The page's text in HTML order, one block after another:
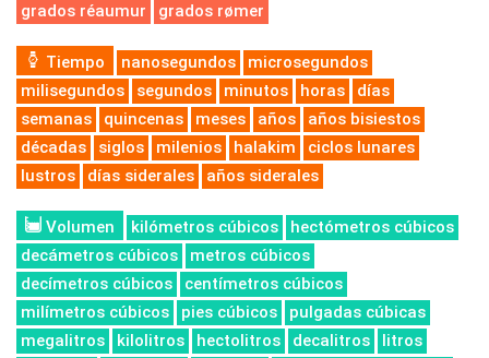
grados réaumur
grados rømer
Tiempo nanosegundos
microsegundos
milisegundos
segundos minutos horas
días
semanas
quincenas meses años
años bisiestos
décadas
siglos milenios halakim
ciclos lunares
lustros
días siderales años siderales
Volumen kilómetros cúbicos
hectómetros cúbicos
decámetros cúbicos
metros cúbicos
decímetros cúbicos
centímetros cúbicos
milímetros cúbicos
pies cúbicos
pulgadas cúbicas
megalitros
kilolitros hectolitros decalitros
litros